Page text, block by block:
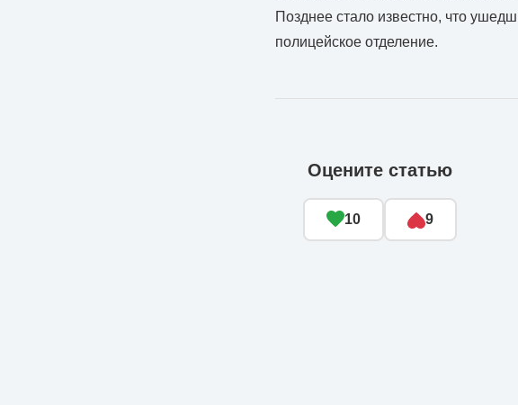
Позднее стало известно, что
полицейское отделение.
Оцените статью
10 9